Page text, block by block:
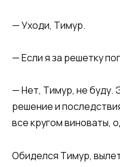
— Уходи, Тимур.
— Если я за решетку
— Нет, Тимур, не буду.
решение и
все кругом виноваты,
Обиделся Тимур,